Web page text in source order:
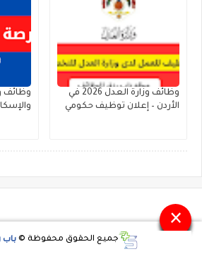
وظائف وزارة العدل 2026 في
الأردن – إعلان توظيف حكومي
وظائف
والإسكان
×
جميع الحقوق محفوظة © باب